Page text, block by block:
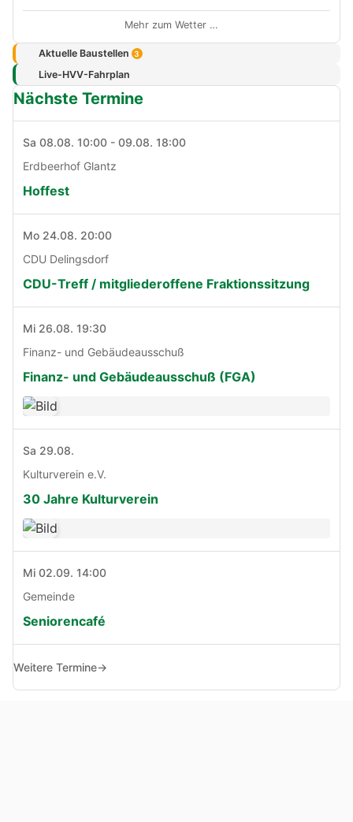
Mehr zum Wetter …
Aktuelle Baustellen 3
Live-HVV-Fahrplan
Nächste Termine
Sa 08.08. 10:00 - 09.08. 18:00
Erdbeerhof Glantz
Hoffest
Mo 24.08. 20:00
CDU Delingsdorf
CDU-Treff / mitgliederoffene Fraktionssitzung
Mi 26.08. 19:30
Finanz- und Gebäudeausschuß
Finanz- und Gebäudeausschuß (FGA)
Sa 29.08.
Kulturverein e.V.
30 Jahre Kulturverein
Mi 02.09. 14:00
Gemeinde
Seniorencafé
Weitere Termine→